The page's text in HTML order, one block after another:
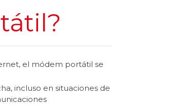
el módem portátil se
incluso en situaciones de